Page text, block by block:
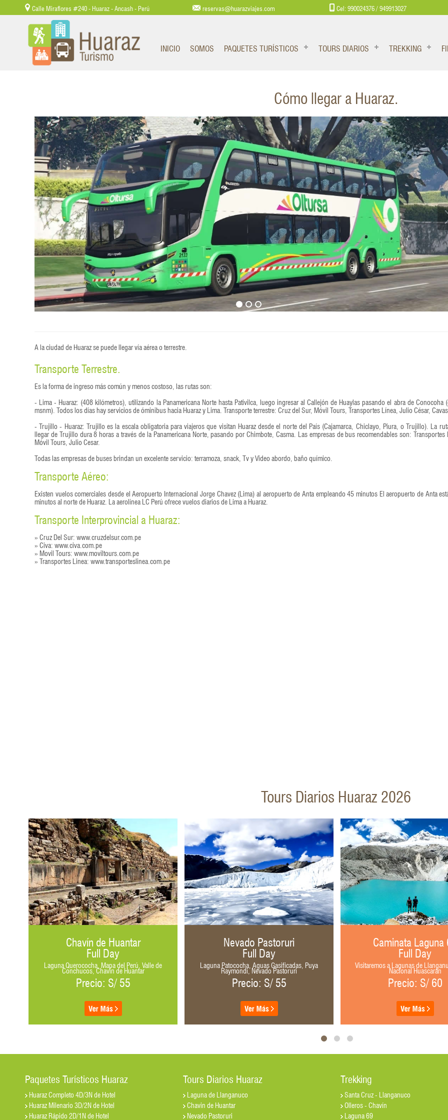
Calle Miraflores #240 - Huaraz - Ancash - Perú reservas@huarazviajes.com Cel: 990024376 / 949913027
INICIO SOMOS PAQUETES TURÍSTICOS TOURS DIARIOS TREKKING
Cómo llegar a Huaraz.
A la ciudad de Huaraz se puede llegar vía aérea o terrestre.
Transporte Terrestre.
Es la forma de ingreso más común y menos costoso, las rutas son:
- Lima - Huaraz: (408 kilómetros), utilizando la Panamericana Norte hasta Pativilca, luego ingresar al Callejón de Huaylas pasando el abra de Conocoha
msnm). Todos los días hay servicios de óminibus hacia Huaraz y Lima. Transporte terrestre: Cruz del Sur, Móvil Tours, Transportes Línea, Julio César,
- Trujillo - Huaraz: Trujillo es la escala obligatoria para viajeros que visitan Huaraz desde el norte del País (Cajamarca, Chiclayo, Piura, o Trujillo). La
llegar de Trujillo dura 8 horas a través de la Panamericana Norte, pasando por Chimbote, Casma. Las empresas de bus recomendables son: Transportes
Móvil Tours, Julio Cesar.
Todas las empresas de buses brindan un excelente servicio: terramoza, snack, Tv y Video abordo, baño químico.
Transporte Aéreo:
Existen vuelos comerciales desde el Aeropuerto Internacional Jorge Chavez (Lima) al aeropuerto de Anta empleando 45 minutos El aeropuerto de Anta
minutos al norte de Huaraz. La aerolínea LC Perú ofrece vuelos diarios de Lima a Huaraz.
Transporte Interprovincial a Huaraz:
» Cruz Del Sur: www.cruzdelsur.com.pe
» Civa: www.civa.com.pe
» Movil Tours: www.moviltours.com.pe
» Transportes Linea: www.transporteslinea.com.pe
Tours Diarios Huaraz 2026
Chavín de Huantar
Full Day
Laguna Querococha, Mapa del Perú, Valle de
Conchucos, Chavín de Huantar
Precio: S/ 55
Nevado Pastoruri
Full Day
Laguna Patococha, Aguas Gasificadas, Puya
Raymondi, Nevado Pastoruri
Precio: S/ 55
Caminata Laguna
Full Day
Visitaremos a Lagunas de
Nacional Huascarán
Precio: S/ 60
Paquetes Turísticos Huaraz
Huaraz Completo 4D/3N de Hotel
Huaraz Milenario 3D/2N de Hotel
Huaraz Rápido 2D/1N de Hotel
Tours Diarios Huaraz
Laguna de Llanganuco
Chavin de Huantar
Nevado Pastoruri
Trekking
Santa Cruz - Llanganuco
Olleros - Chavín
Laguna 69